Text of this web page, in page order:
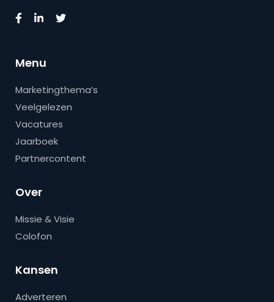
Menu
Marketingthema’s
Veelgelezen
Vacatures
Jaarboek
Partnercontent
Over
Missie & Visie
Colofon
Kansen
Adverteren